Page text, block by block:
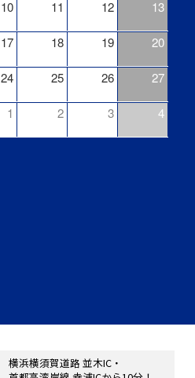
10 11 12 13
17 18 19 20
24 25 26 27
1 2 3 4
横浜横須賀道路 並木IC・